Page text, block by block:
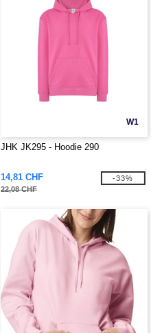
W1
JHK JK295 - Hoodie 290
14,81 CHF
22,08 CHF
-33%